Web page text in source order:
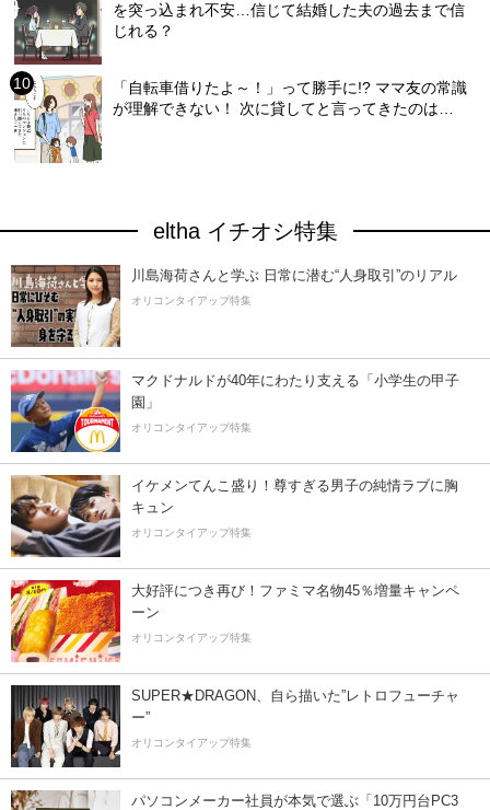
を突っ込まれ不安…信じて結婚した夫の過去まで信
じれる？
「自転車借りたよ～！」って勝手に!? ママ友の常識
が理解できない！ 次に貸してと言ってきたのは…
eltha イチオシ特集
川島海荷さんと学ぶ 日常に潜む“人身取引”のリアル
オリコンタイアップ特集
マクドナルドが40年にわたり支える「小学生の甲子
園」
オリコンタイアップ特集
イケメンてんこ盛り！尊すぎる男子の純情ラブに胸
キュン
オリコンタイアップ特集
大好評につき再び！ファミマ名物45％増量キャンペ
ーン
オリコンタイアップ特集
SUPER★DRAGON、自ら描いた”レトロフューチャ
ー”
オリコンタイアップ特集
パソコンメーカー社員が本気で選ぶ「10万円台PC3